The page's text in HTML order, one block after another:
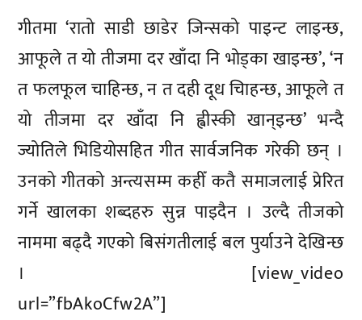
गीतमा ‘रातो साडी छाडेर जिन्सको पाइन्ट लाइन्छ,
आफूले त यो तीजमा दर खाँदा नि भोड्का खाइन्छ’, ‘न
त फलफूल चाहिन्छ, न त दही दूध चािहन्छ, आफूले त
यो तीजमा दर खाँदा नि ह्वीस्की खान्इन्छ’ भन्दै
ज्योतिले भिडियोसहित गीत सार्वजनिक गरेकी छन् ।
उनको गीतको अन्त्यसम्म कहीँ कतै समाजलाई प्रेरित
गर्ने खालका शब्दहरु सुन्न पाइदैन । उल्दै तीजको
नाममा बढ्दै गएको बिसंगतीलाई बल पुर्याउने देखिन्छ
। [view_video
url=”fbAkoCfw2A”]